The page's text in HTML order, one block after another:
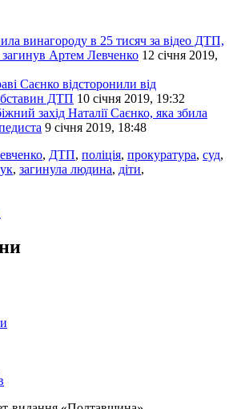
винагороду в 25 тисяч за відео ДТП,
загинув Артем Левченко 12 січня 2019,
Саєнко відсторонили від
ДТП 10 січня 2019, 19:32
захід Наталії Саєнко, яка збила
9 січня 2019, 18:48
, ДТП, поліція, прокуратура, суд,
, загинула людина, діти,